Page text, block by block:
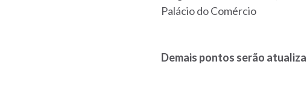
Palácio do Comércio
Demais pontos serão